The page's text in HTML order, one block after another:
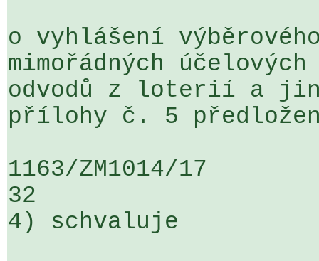
o vyhlášení
mimořádných
odvodů z loterií a
přílohy č. 5
1163/ZM1014/17
32
4) schvaluje